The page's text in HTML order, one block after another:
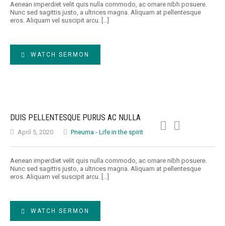
Aenean imperdiet velit quis nulla commodo, ac ornare nibh posuere.
Nunc sed sagittis justo, a ultrices magna. Aliquam at pellentesque
eros. Aliquam vel suscipit arcu. […]
WATCH SERMON
DUIS PELLENTESQUE PURUS AC NULLA
April 5, 2020 Pneuma - Life in the spirit
Aenean imperdiet velit quis nulla commodo, ac ornare nibh posuere.
Nunc sed sagittis justo, a ultrices magna. Aliquam at pellentesque
eros. Aliquam vel suscipit arcu. […]
WATCH SERMON